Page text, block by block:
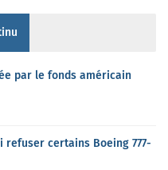
par le fonds américain
refuser certains Boeing 777-